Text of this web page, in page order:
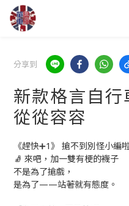
分享到
新款格言自
從從容容
《趕快➕1》 搶不到別怪小編
🧦 來吧，加一雙有梗的襪子
不是為了搶戲，
是為了——站著就有態度。